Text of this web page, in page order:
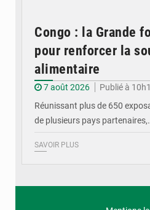
Congo : la Grande
pour renforcer la
alimentaire
7 août 2026
Publié à
Réunissant plus de 650
de plusieurs pays
SAVOIR PLUS